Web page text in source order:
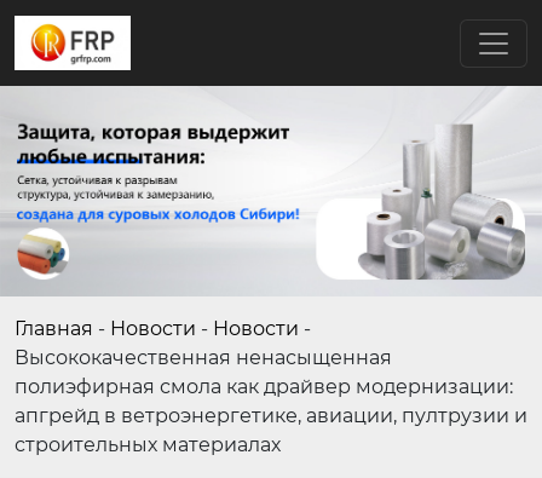
Главная - Новости - Новости -
Высококачественная ненасыщенная
полиэфирная смола как драйвер модернизации:
апгрейд в ветроэнергетике, авиации, пултрузии и
строительных материалах